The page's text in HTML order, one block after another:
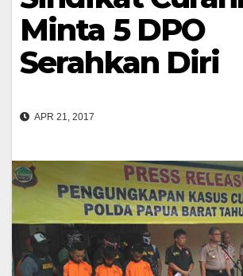
Minta 5 DPO
Serahkan Diri
APR 21, 2017